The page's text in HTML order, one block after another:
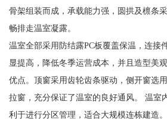
骨架组装而成，承载能力强，圆拱及檩条
畅排走温室凝露。
温室全部采用防结露PC板覆盖保温，连接
显提高，降低冬季运营成本，并且造型美
优点。顶窗采用齿轮齿条驱动，侧开窗选
拉窗，充分保证了温室的良好通风。 温室
利于进行分区管理，适合大规模连栋建造